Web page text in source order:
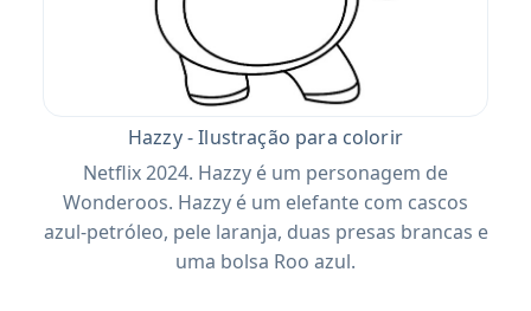
Hazzy - Ilustração para colorir
Netflix 2024. Hazzy é um personagem de
Wonderoos. Hazzy é um elefante com cascos
azul-petróleo, pele laranja, duas presas brancas e
uma bolsa Roo azul.